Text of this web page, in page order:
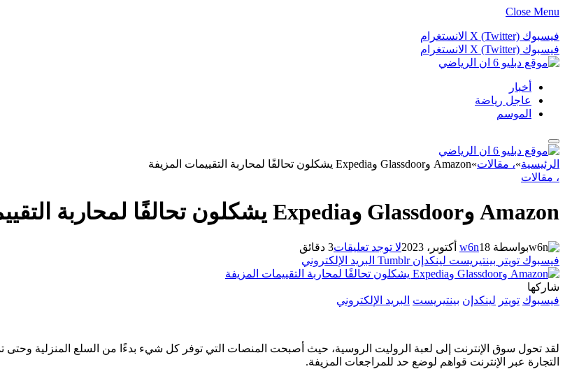
Close Menu
فيسبوك X (Twitter) الانستغرام
فيسبوك X (Twitter) الانستغرام
أخبار
عاجل رياضة
الموسم
الرئيسية»، مقالات»Amazon وGlassdoor وExpedia يشكلون تحالفًا لمحاربة التقييمات المزيفة
، مقالات
Amazon وGlassdoor وExpedia يشكلون تحالفًا لمحاربة التقييمات المزيفة
بواسطة w6n18 أكتوبر، 2023 لا توجد تعليقات3 دقائق
فيسبوك تويتر بينتيريست لينكدإن Tumblr البريد الإلكتروني
شاركها
فيسبوك تويتر لينكدإن بينتيريست البريد الإلكتروني
لقد تحول سوق الإنترنت إلى لعبة الروليت الروسية، حيث أصبحت المنصات التي توفر كل شيء بدءًا من السلع المنزلية وحتى
التجارة عبر الإنترنت قواهم لوضع حد للمراجعات المزيفة.